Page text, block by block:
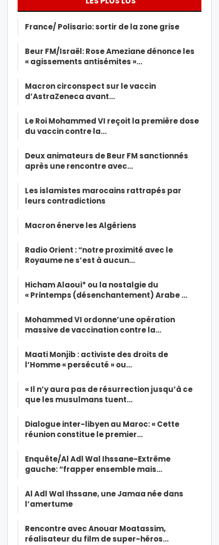
France/ Polisario: sortir de la zone grise
Beur FM/Israël: Rose Ameziane dénonce les
« agissements antisémites »…
Macron circonspect sur le vaccin
d’AstraZeneca avant…
Le Roi Mohammed VI reçoit la première dose
du vaccin contre la…
Deux animateurs de Beur FM sanctionnés
après une rencontre avec…
Les islamistes marocains rattrapés par
leurs contradictions
Macron énerve les Algériens
Radio Orient : “notre proximité avec le
Royaume ne s’est à aucun…
Hicham Alaoui* ou la nostalgie du
« Printemps (désenchantement) Arabe …
Mohammed VI ordonne’une opération
massive de vaccination contre la…
Maati Monjib : activiste des droits de
l’Homme « persécuté » ou…
« Il n’y aura pas de résurrection jusqu’à ce
que les musulmans tuent…
Dialogue inter-libyen au Maroc: « Cette
réunion constitue le premier…
Enquête/Al Adl Wal Ihssane-Extrême
gauche: “frapper ensemble mais…
Al Adl Wal Ihssane, une Jamaa née dans
l’amertume
Rencontre avec Anouar Moatassim,
réalisateur du film de super-héros…